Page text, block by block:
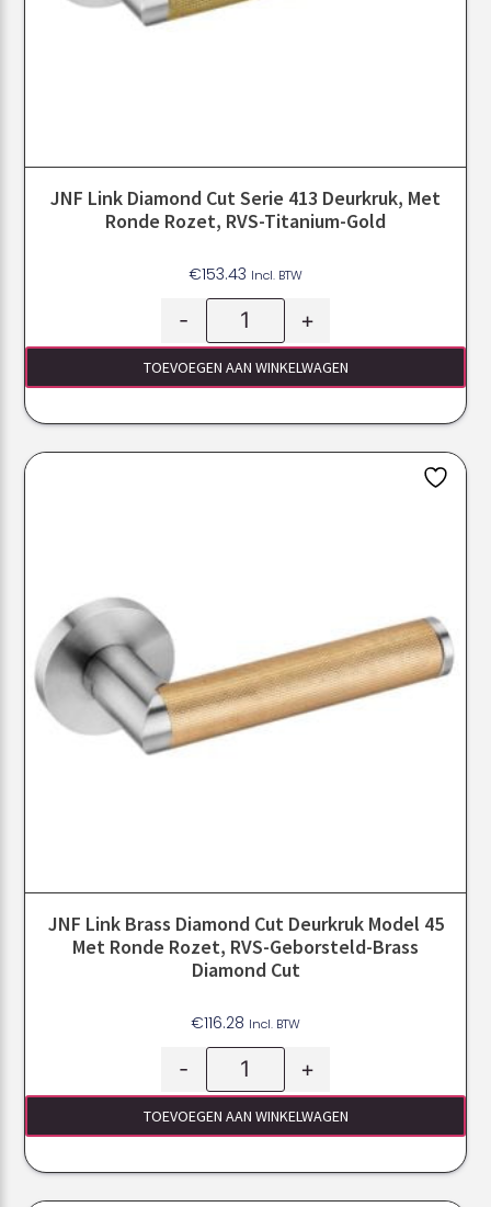
JNF Link Diamond Cut Serie 413 Deurkruk, Met
Ronde Rozet, RVS-Titanium-Gold
€153.43 Incl. BTW
- +
TOEVOEGEN AAN WINKELWAGEN
JNF Link Brass Diamond Cut Deurkruk Model 45
Met Ronde Rozet, RVS-Geborsteld-Brass
Diamond Cut
€116.28 Incl. BTW
- +
TOEVOEGEN AAN WINKELWAGEN